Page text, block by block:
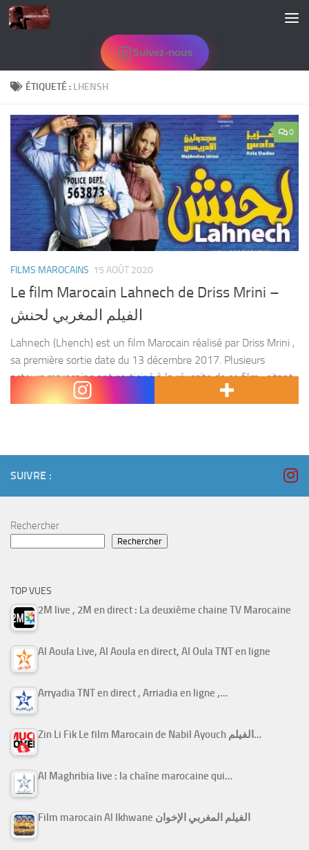
Skip to content
Suivez-nous
ÉTIQUETÉ : LHENSH
0
FILMS MAROCAINS 15 AOÛT 2020
Le film Marocain Lahnech de Driss Mrini –
الفيلم المغربي لحنش
Lahnech (Lhench) est un film Marocain réalisé par Driss Mrini ,
sa première sortie date du 13 décembre 2017. Plusieurs
acteurs marocains ont participé à la réussite de ce film , citant :
SUIVRE :
Rechercher
Rechercher
TOP VUES
2M live , 2M en direct : La deuxième chaine TV Marocaine
Al Aoula Live, Al Aoula en direct, Al Oula TNT en ligne
Arryadia TNT en direct , Arriadia en ligne ,…
Zin Li Fik Le film Marocain de Nabil Ayouch الفيلم…
Al Maghribia live : la chaîne marocaine qui…
Film marocain Al Ikhwane الفيلم المغربي الإخوان